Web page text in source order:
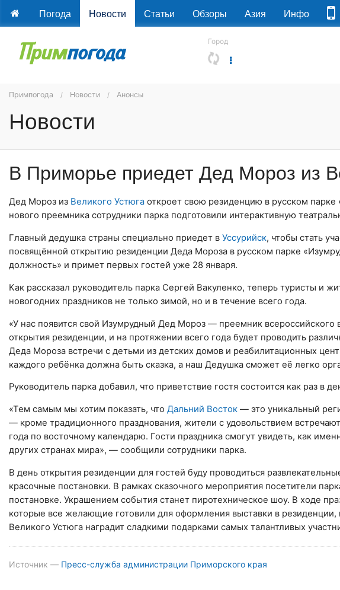
Погода Новости Статьи Обзоры Азия Инфо
Город
Примпогода Новости Анонсы
Новости
В Приморье приедет Дед Мороз из
Дед Мороз из Великого Устюга откроет свою резиденцию в русском парке
нового преемника сотрудники парка подготовили интерактивную
Главный дедушка страны специально приедет в Уссурийск, чтобы стать
посвящённой открытию резиденции Деда Мороза в русском парке
должность» и примет первых гостей уже 28 января.
Как рассказал руководитель парка Сергей Вакуленко, теперь туристы и
новогодних праздников не только зимой, но и в течение всего года.
«У нас появится свой Изумрудный Дед Мороз — преемник
открытия резиденции, и на протяжении всего года будет проводить
Деда Мороза встречи с детьми из детских домов и реабилитационных
каждого ребёнка должна быть сказка, а наш Дедушка сможет её легко
Руководитель парка добавил, что приветствие гостя состоится как раз в
«Тем самым мы хотим показать, что Дальний Восток — это уникальный
— кроме традиционного празднования, жители с удовольствием
года по восточному календарю. Гости праздника смогут увидеть, как
других странах мира», — сообщили сотрудники парка.
В день открытия резиденции для гостей буду проводиться
красочные постановки. В рамках сказочного мероприятия посетители
постановке. Украшением события станет пиротехническое шоу. В ходе
которые все желающие готовили для оформления выставки в
Великого Устюга наградит сладкими подарками самых талантливых
Источник — Пресс-служба администрации Приморского края